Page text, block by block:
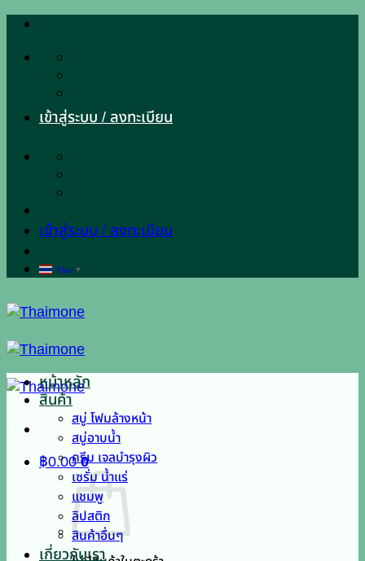
ข้าม
เข้าสู่ระบบ / ลงทะเบียน
เข้าสู่ระบบ / ลงทะเบียน
Thai ▼
฿0.00 0
หน้าหลัก
สินค้า
สบู่ โฟมล้างหน้า
สบู่อาบน้ำ
ครีม เจลบำรุงผิว
เซรั่ม น้ำแร่
แชมพู
ลิปสติก
สินค้าอื่นๆ
เกี่ยวกับเรา